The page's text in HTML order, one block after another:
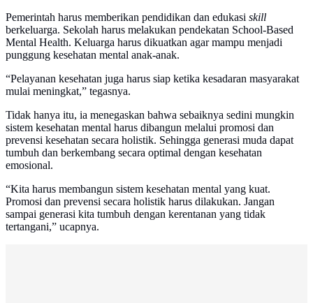
Pemerintah harus memberikan pendidikan dan edukasi skill
berkeluarga. Sekolah harus melakukan pendekatan School-Based
Mental Health. Keluarga harus dikuatkan agar mampu menjadi
punggung kesehatan mental anak-anak.
“Pelayanan kesehatan juga harus siap ketika kesadaran masyarakat
mulai meningkat,” tegasnya.
Tidak hanya itu, ia menegaskan bahwa sebaiknya sedini mungkin
sistem kesehatan mental harus dibangun melalui promosi dan
prevensi kesehatan secara holistik. Sehingga generasi muda dapat
tumbuh dan berkembang secara optimal dengan kesehatan
emosional.
“Kita harus membangun sistem kesehatan mental yang kuat.
Promosi dan prevensi secara holistik harus dilakukan. Jangan
sampai generasi kita tumbuh dengan kerentanan yang tidak
tertangani,” ucapnya.